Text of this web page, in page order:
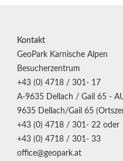
Kontakt
GeoPark Karnische Alpen
Besucherzentrum
+43 (0) 4718 / 301- 17
A-9635 Dellach / Gail 65 -
9635 Dellach/Gail 65
+43 (0) 4718 / 301- 22 oder
+43 (0) 4718 / 301- 33
office@geopark.at